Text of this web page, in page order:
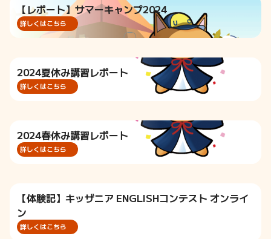
【レポート】サマーキャンプ2024
詳しくはこちら
2024夏休み講習レポート
詳しくはこちら
2024春休み講習レポート
詳しくはこちら
【体験記】キッザニア ENGLISHコンテスト オンライ
ン
詳しくはこちら